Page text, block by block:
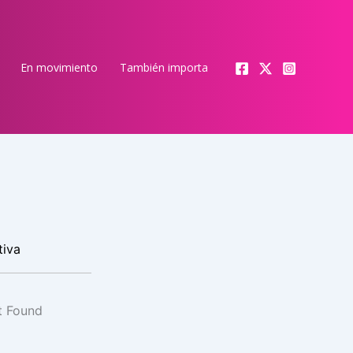
En movimiento También importa